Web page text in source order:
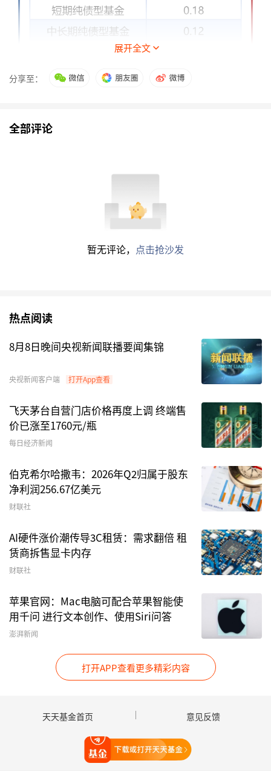
图1：2025年5月各类型债券型基金平均回报率
均回报率达到1.28%。混合债券型二级基金表现紧
被动指数型债券基金表现相对落后，5月平均净值
天弘弘丰增强回报A
外，包括前述产品在内，还有工银可转债、华泰保
等债券型基金5月收益率超过2%。
图2：2025年5月收益率居前的债券型基金
换债券型基金。基金经理在2025年一季报中表
示：“本基金通过量化方法以市场-风格-个股作为
三重信号，在不同趋势和波动的情况下进行风格选
择，并配置相应风格内定价低估的转债标的
度主要配置偏股型及平衡型转债。”
同样居前。根据2025年一季报，
基金重仓
括杭银转债、南银转债等。
展开全文
分享至：
全部评论
暂无评论， 点击抢沙发
热点阅读
8月8日晚间央视新闻联播要闻集锦
央视新闻客户端 打开App查看
飞天茅台自营门店价格再度上调 终端售
价已涨至1760元/瓶
每日经济新闻
伯克希尔哈撒韦：2026年Q2归属于股东
净利润256.67亿美元
财联社
AI硬件涨价潮传导3C租赁：需求翻倍 租
赁商拆售显卡内存
财联社
苹果官网：Mac电脑可配合苹果智能使
用千问 进行文本创作、使用Siri问答
澎湃新闻
打开APP查看更多精彩内容
天天基金首页 意见反馈
打开天天基金